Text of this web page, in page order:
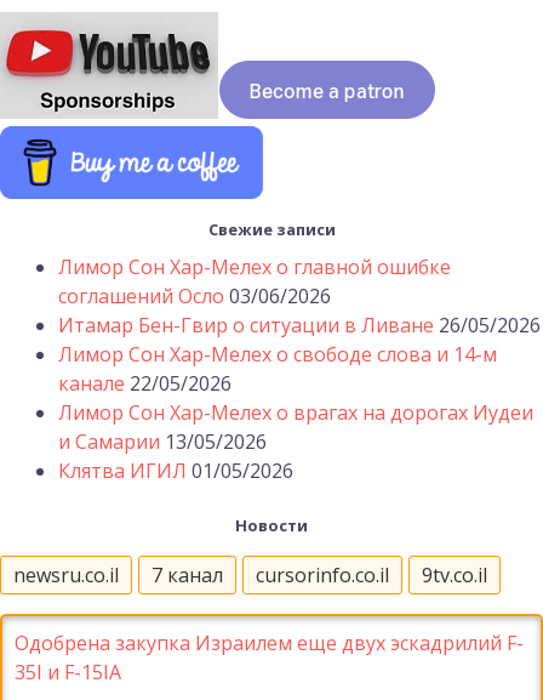
Свежие записи
Лимор Сон Хар-Мелех о главной ошибке
соглашений Осло 03/06/2026
Итамар Бен-Гвир о ситуации в Ливане 26/05/2026
Лимор Сон Хар-Мелех о свободе слова и 14-м
канале 22/05/2026
Лимор Сон Хар-Мелех о врагах на дорогах Иудеи
и Самарии 13/05/2026
Клятва ИГИЛ 01/05/2026
Новости
newsru.co.il 7 канал cursorinfo.co.il 9tv.co.il
Одобрена закупка Израилем еще двух эскадрилий F-
35I и F-15IA